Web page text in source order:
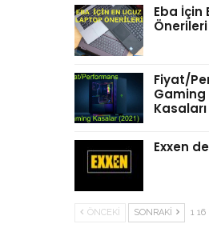
Eba İçin
Önerileri
Fiyat/
Exxen
ÖNCEKI SONRAKI 1 16